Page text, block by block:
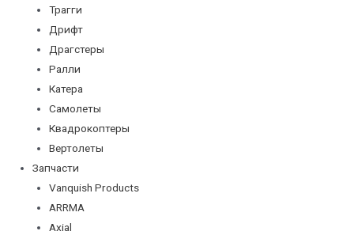
Трагги
Дрифт
Драгстеры
Ралли
Катера
Самолеты
Квадрокоптеры
Вертолеты
Запчасти
Vanquish Products
ARRMA
Axial